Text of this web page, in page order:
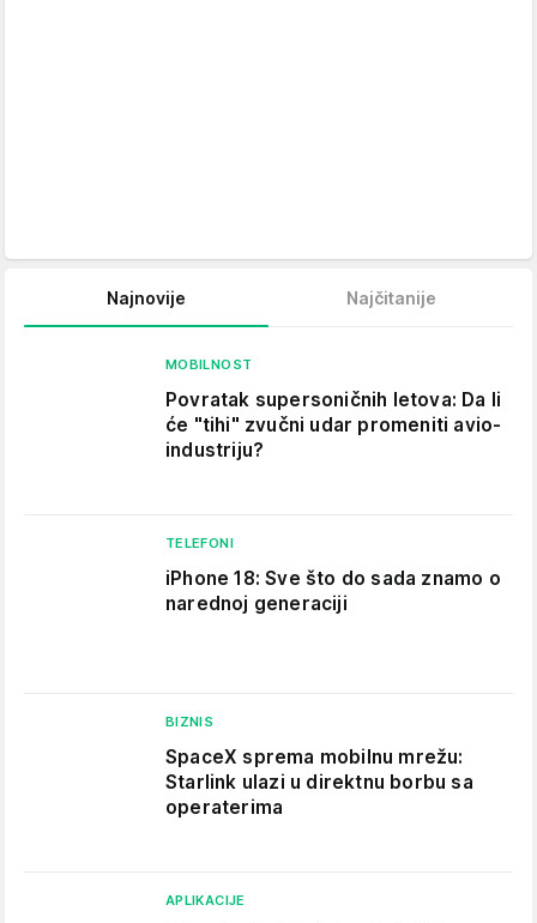
Najnovije Najčitanije
MOBILNOST
Povratak supersoničnih letova: Da li
će "tihi" zvučni udar promeniti avio-
industriju?
TELEFONI
iPhone 18: Sve što do sada znamo o
narednoj generaciji
BIZNIS
SpaceX sprema mobilnu mrežu:
Starlink ulazi u direktnu borbu sa
operaterima
APLIKACIJE